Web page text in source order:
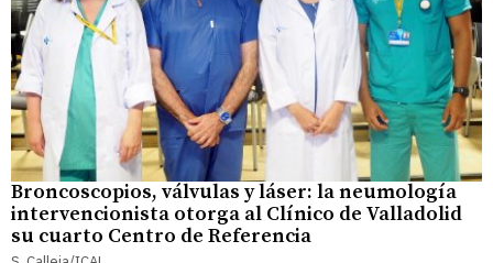
Broncoscopios, válvulas y láser: la neumología
intervencionista otorga al Clínico de Valladolid
su cuarto Centro de Referencia